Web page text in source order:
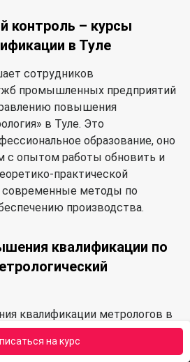
на курс
контроль – курсы
в Туле
сотрудников
промышленных предприятий
повышения
в Туле. Это
образование, оно
с опытом работы обновить и
практической
современные методы по
производства.
квалификации по
квалификации метрологов в
и
компетенций